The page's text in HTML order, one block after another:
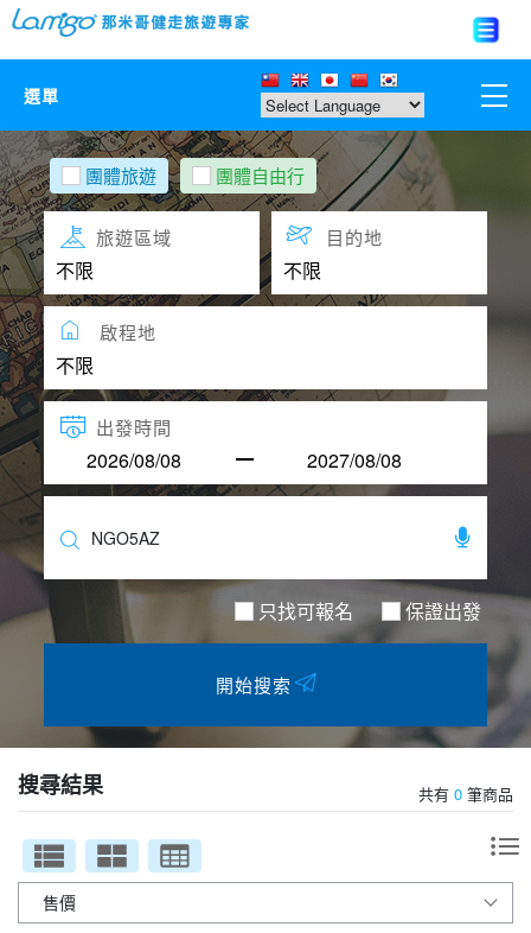
選單
那米哥莊園
中國
日本
亞洲韓國
歐美紐澳
台灣
夯講座
自由行
團體旅遊 團體自由行
旅遊區域 目的地
啟程地
出發時間
只找可報名 保證出發
開始搜索
搜尋結果 共有 0 筆商品